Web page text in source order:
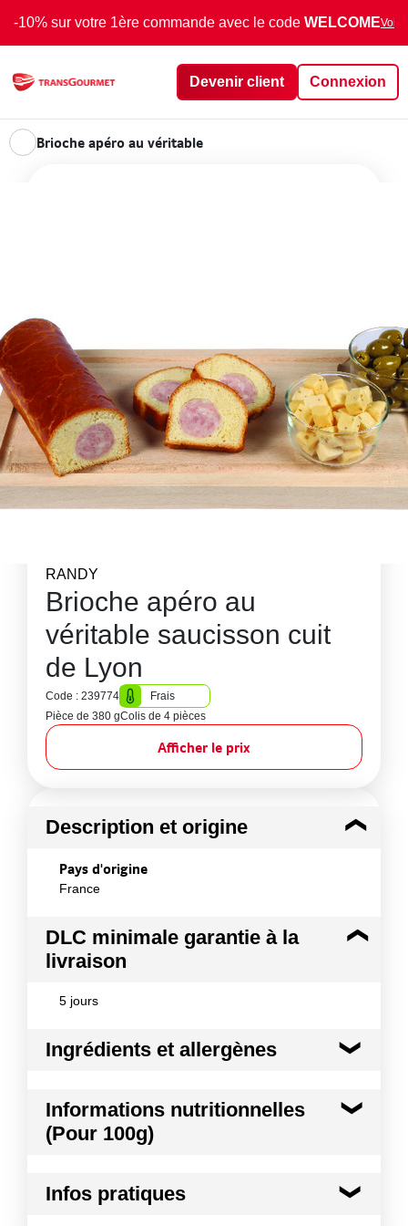
-10% sur votre 1ère commande avec le code WELCOMEVoir
Devenir client Connexion
Brioche apéro au véritable
RANDY
Brioche apéro au
véritable saucisson cuit
de Lyon
Code : 239774
Frais
Pièce de 380 gColis de 4 pièces
Afficher le prix
Description et origine
Pays d'origine
France
DLC minimale garantie à la
livraison
5 jours
Ingrédients et allergènes
Véritable saucisson cuit de Lyon 59% : viande de
porc (Origine : UE), épices, sel, lactose, dextrose,
conservateur : E250. Brioche 41% : farine de blé,
poudre, sel.
Informations nutritionnelles
(Pour 100g)
Infos pratiques